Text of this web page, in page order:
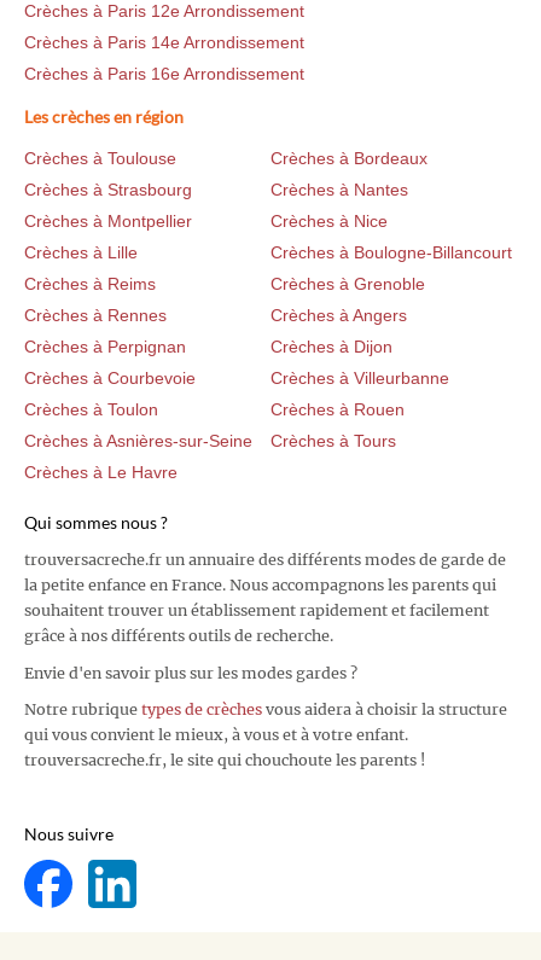
Crèches à Paris 12e Arrondissement
Crèches à Paris 14e Arrondissement
Crèches à Paris 16e Arrondissement
Les crèches en région
Crèches à Toulouse
Crèches à Bordeaux
Crèches à Strasbourg
Crèches à Nantes
Crèches à Montpellier
Crèches à Nice
Crèches à Lille
Crèches à Boulogne-Billancourt
Crèches à Reims
Crèches à Grenoble
Crèches à Rennes
Crèches à Angers
Crèches à Perpignan
Crèches à Dijon
Crèches à Courbevoie
Crèches à Villeurbanne
Crèches à Toulon
Crèches à Rouen
Crèches à Asnières-sur-Seine
Crèches à Tours
Crèches à Le Havre
Qui sommes nous ?
trouversacreche.fr un annuaire des différents modes de garde de
la petite enfance en France. Nous accompagnons les parents qui
souhaitent trouver un établissement rapidement et facilement
grâce à nos différents outils de recherche.
Envie d'en savoir plus sur les modes gardes ?
Notre rubrique types de crèches vous aidera à choisir la structure
qui vous convient le mieux, à vous et à votre enfant.
trouversacreche.fr, le site qui chouchoute les parents !
Nous suivre